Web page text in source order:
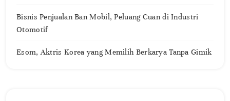
Bisnis Penjualan Ban Mobil, Peluang Cuan di Industri
Otomotif
Esom, Aktris Korea yang Memilih Berkarya Tanpa Gimik